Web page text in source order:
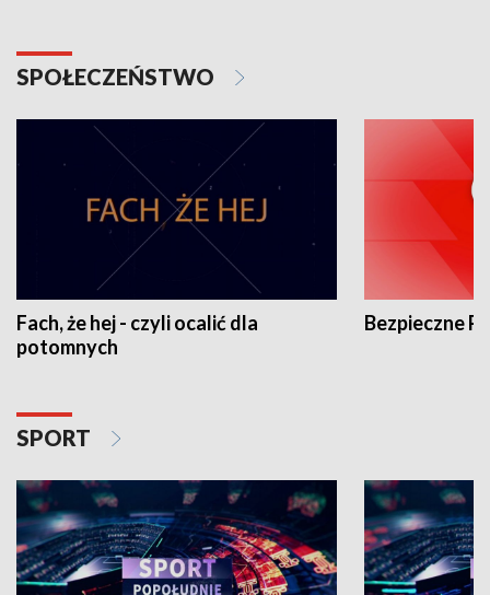
SPOŁECZEŃSTWO
Fach, że hej - czyli ocalić dla
potomnych
Bezpieczne
SPORT